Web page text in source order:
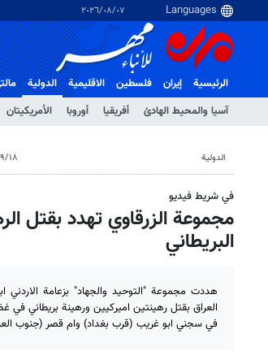
٠٧‏/٠٨‏/٢٠٢٦
الرئيسية إيران فلسطین الاقلیمیة
الدولية
آسيا والمحيط الهادئ
أفريقيا أوروبا الأمريكيتان
الدولية ١٨‏/٠٩‏/٢٠٠٤، ٦:٥٥ م
في شريط فيديو
مجموعة الزرقاوي تهدد بقتل
البريطاني
هددت مجموعة "التوحيد والجهاد" بزعامة
في سجني ابو غريب (قرب بغداد) وام قصر (جنوب